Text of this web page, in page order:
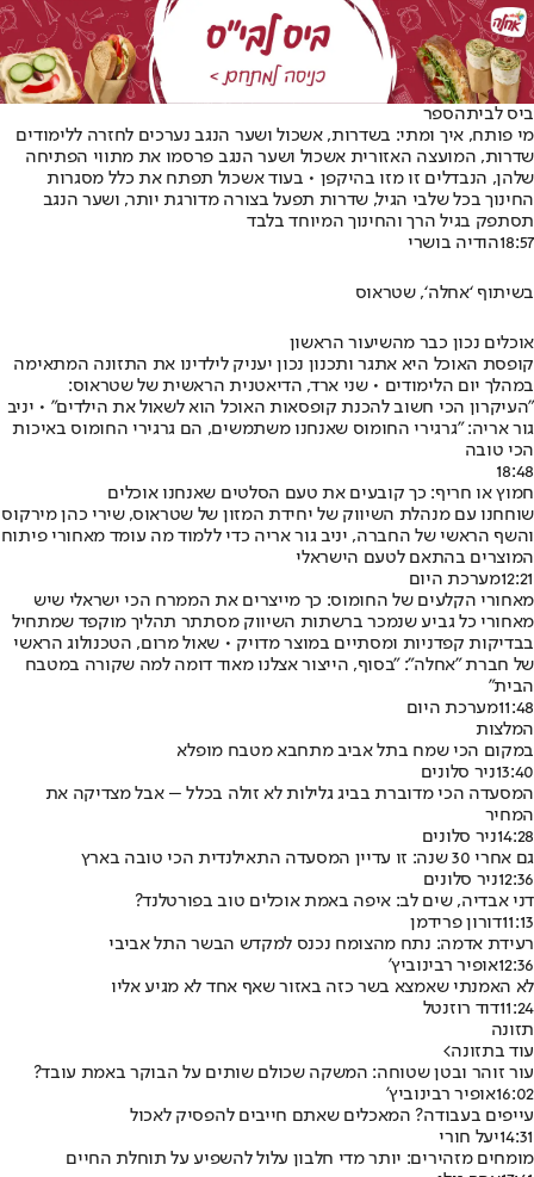
ביס לביתהספר
מי פותח, איך ומתי: בשדרות, אשכול ושער הנגב נערכים לחזרה ללימודים
שדרות, המועצה האזורית אשכול ושער הנגב פרסמו את מתווי הפתיחה
שלהן, הנבדלים זו מזו בהיקפן • בעוד אשכול תפתח את כלל מסגרות
החינוך בכל שלבי הגיל, שדרות תפעל בצורה מדורגת יותר, ושער הנגב
תסתפק בגיל הרך והחינוך המיוחד בלבד
18:57הודיה בושרי
בשיתוף ‘אחלה‘, שטראוס
אוכלים נכון כבר מהשיעור הראשון
קופסת האוכל היא אתגר ותכנון נכון יעניק לילדינו את התזונה המתאימה
במהלך יום הלימודים • שני ארד, הדיאטנית הראשית של שטראוס:
"העיקרון הכי חשוב להכנת קופסאות האוכל הוא לשאול את הילדים" • יניב
גור אריה: "גרגירי החומוס שאנחנו משתמשים, הם גרגירי החומוס באיכות
הכי טובה
18:48
חמוץ או חריף: כך קובעים את טעם הסלטים שאנחנו אוכלים
שוחחנו עם מנהלת השיווק של יחידת המזון של שטראוס, שירי כהן מירקוס
והשף הראשי של החברה, יניב גור אריה כדי ללמוד מה עומד מאחורי פיתוח
המוצרים בהתאם לטעם הישראלי
12:21מערכת היום
מאחורי הקלעים של החומוס: כך מייצרים את הממרח הכי ישראלי שיש
מאחורי כל גביע שנמכר ברשתות השיווק מסתתר תהליך מוקפד שמתחיל
בבדיקות קפדניות ומסתיים במוצר מדויק • שאול מרום, הטכנולוג הראשי
של חברת "אחלה": "בסוף, הייצור אצלנו מאוד דומה למה שקורה במטבח
הבית"
11:48מערכת היום
המלצות
במקום הכי שמח בתל אביב מתחבא מטבח מופלא
13:40ניר סלונים
המסעדה הכי מדוברת בביג גלילות לא זולה בכלל – אבל מצדיקה את
המחיר
14:28ניר סלונים
גם אחרי 30 שנה: זו עדיין המסעדה התאילנדית הכי טובה בארץ
12:36ניר סלונים
דני אבדיה, שים לב: איפה באמת אוכלים טוב בפורטלנד?
11:13דורון פרידמן
רעידת אדמה: נתח מהצומח נכנס למקדש הבשר התל אביבי
12:36אופיר רבינוביץ'
לא האמנתי שאמצא בשר כזה באזור שאף אחד לא מגיע אליו
11:24דוד רוזנטל
תזונה
עוד בתזונה>
עור זוהר ובטן שטוחה: המשקה שכולם שותים על הבוקר באמת עובד?
16:02אופיר רבינוביץ'
עייפים בעבודה? המאכלים שאתם חייבים להפסיק לאכול
14:31יעל חורי
מומחים מזהירים: יותר מדי חלבון עלול להשפיע על תוחלת החיים